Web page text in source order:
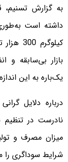
به گزارش
داشته است
بازار بی‌سابقه
یک‌باره به این
درباره دلایل
نادرست در تنظیم
میزان مصرف و
شرایط سوداگری را